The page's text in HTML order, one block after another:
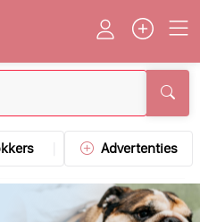
Advertenties